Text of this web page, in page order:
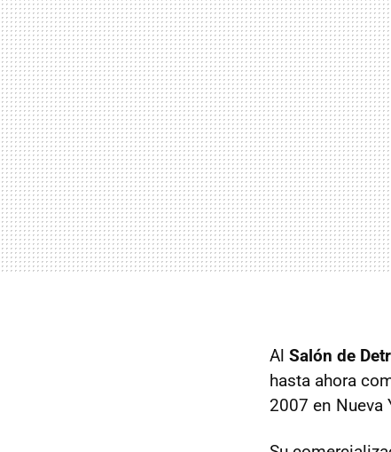
Al Salón de
hasta ahora
2007 en Nueva